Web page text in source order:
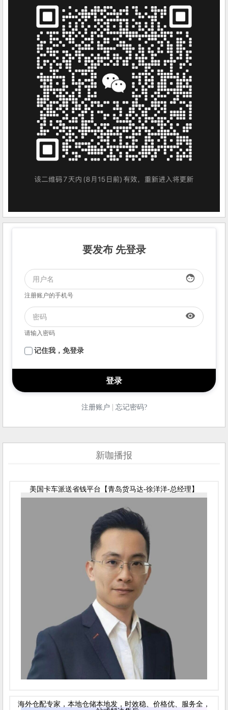
要发布 先登录
face
注册账户的手机号
visibility
请输入密码
记住我，免登录
注册账户 | 忘记密码?
新咖播报
美国卡车派送省钱平台【青岛货马达-徐洋洋-总经理】
海外仓配专家，本地仓储本地发，时效稳、价格优、服务全，